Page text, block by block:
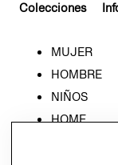
Colecciones
MUJER
HOMBRE
NIÑOS
HOME